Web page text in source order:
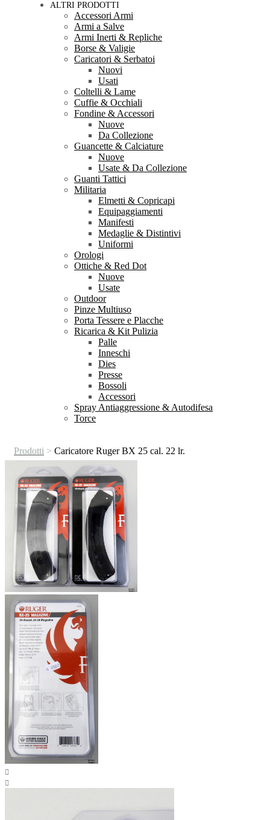
ALTRI PRODOTTI
Accessori Armi
Armi a Salve
Armi Inerti & Repliche
Borse & Valigie
Caricatori & Serbatoi
Nuovi
Usati
Coltelli & Lame
Cuffie & Occhiali
Fondine & Accessori
Nuove
Da Collezione
Guancette & Calciature
Nuove
Usate & Da Collezione
Guanti Tattici
Militaria
Elmetti & Copricapi
Equipaggiamenti
Manifesti
Medaglie & Distintivi
Uniformi
Orologi
Ottiche & Red Dot
Nuove
Usate
Outdoor
Pinze Multiuso
Porta Tessere e Placche
Ricarica & Kit Pulizia
Palle
Inneschi
Dies
Presse
Bossoli
Accessori
Spray Antiaggressione & Autodifesa
Torce
Prodotti > Caricatore Ruger BX 25 cal. 22 lr.